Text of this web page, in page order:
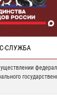
СЛУЖБА